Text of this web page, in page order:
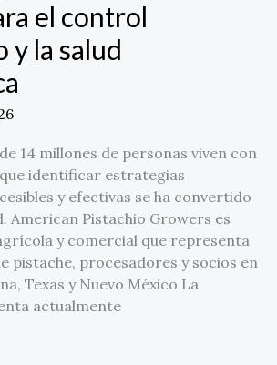
el control
y la salud
14 millones de personas viven con
identificar estrategias
y efectivas se ha convertido
American Pistachio Growers es
y comercial que representa
pistache, procesadores y socios en
Texas y Nuevo México La
actualmente